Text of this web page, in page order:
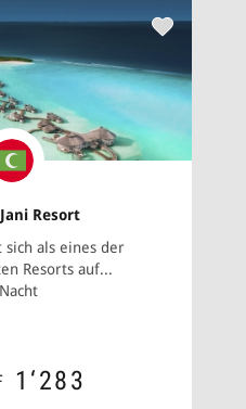
Resort
sich als eines der
Resorts auf...
1‘283